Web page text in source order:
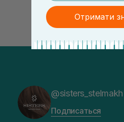
Подписаться
Отримати